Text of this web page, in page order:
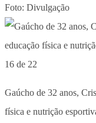
Foto: Divulgação
16 de 22
Gaúcho de 32 anos,
física e nutrição